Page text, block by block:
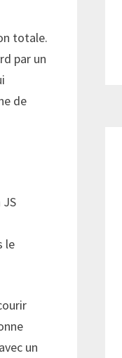
totale.
par un
de
le
un